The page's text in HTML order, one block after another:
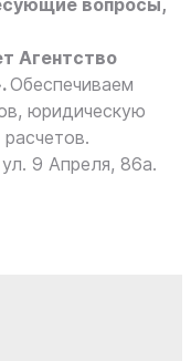
вопросы,
Агентство
Обеспечиваем
юридическую
9 Апреля, 86а.